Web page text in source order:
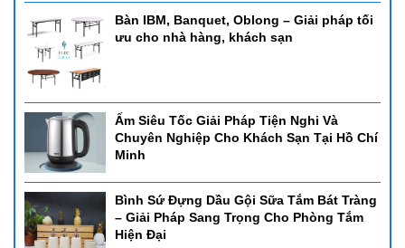
Bàn IBM, Banquet, Oblong – Giải pháp tối
ưu cho nhà hàng, khách sạn
Ấm Siêu Tốc Giải Pháp Tiện Nghi Và
Chuyên Nghiệp Cho Khách Sạn Tại Hồ Chí
Minh
Bình Sứ Đựng Dầu Gội Sữa Tắm Bát Tràng
– Giải Pháp Sang Trọng Cho Phòng Tắm
Hiện Đại